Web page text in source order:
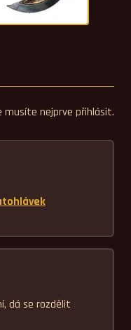
musíte nejprve přihlásit.
dá se rozdělit